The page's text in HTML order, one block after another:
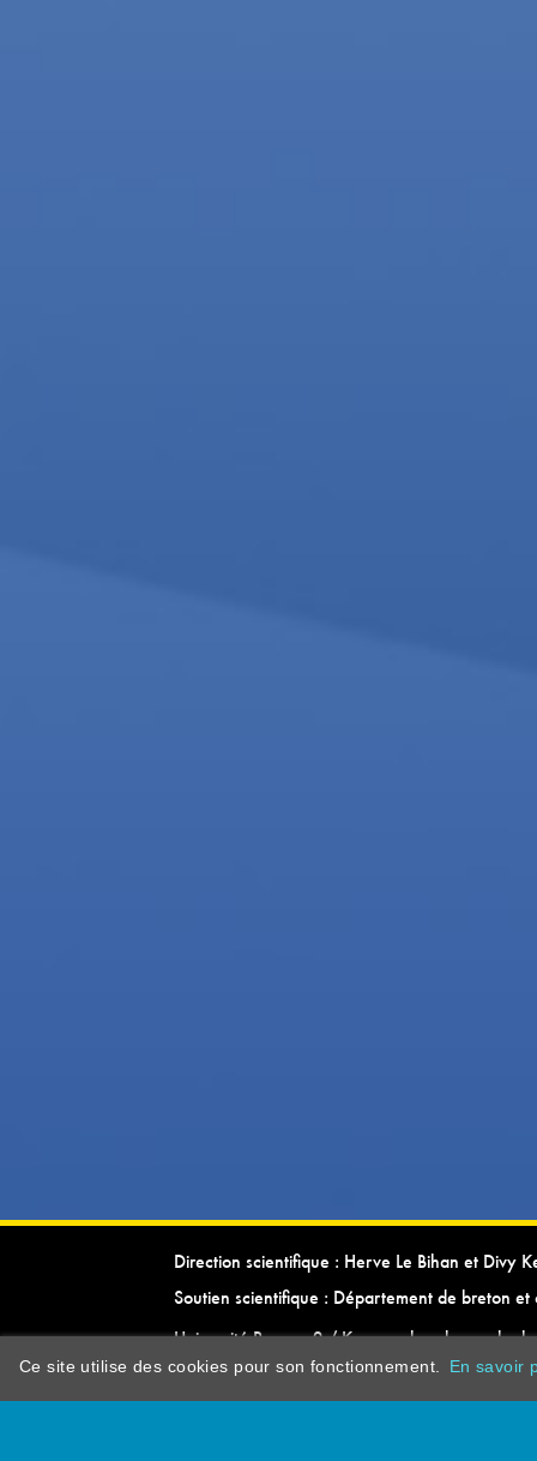
Direction scientifique : Herve Le Bihan et Divy
Soutien scientifique : Département de breton et
Université Rennes 2 / Kevrenn brezhoneg ha
Ce site utilise des cookies pour son fonctionnement. En savoir